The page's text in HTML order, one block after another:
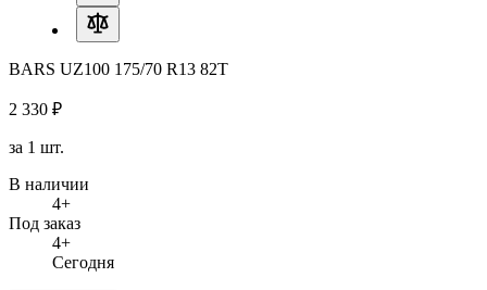
BARS UZ100 175/70 R13 82T
2 330 ₽
за 1 шт.
В наличии
4+
Под заказ
4+
Сегодня